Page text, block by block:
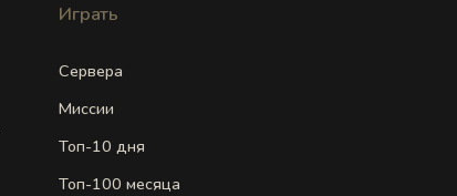
Играть
Сервера
Миссии
Топ-10 дня
Топ-100 месяца